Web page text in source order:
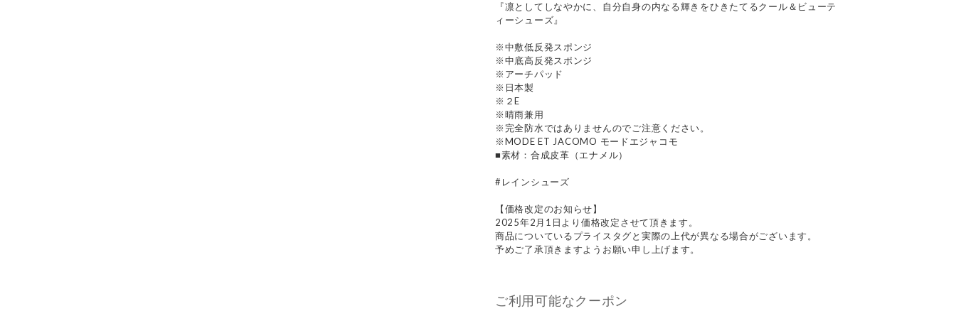
『凛としてしなやかに、自分自身の内なる輝きをひきたてるクール＆ビューテ
ィーシューズ』
※中敷低反発スポンジ
※中底高反発スポンジ
※アーチパッド
※日本製
※２E
※晴雨兼用
※完全防水ではありませんのでご注意ください。
※MODE ET JACOMO モードエジャコモ
■素材：合成皮革（エナメル）
#レインシューズ
【価格改定のお知らせ】
2025年2月1日より価格改定させて頂きます。
商品についているプライスタグと実際の上代が異なる場合がございます。
予めご了承頂きますようお願い申し上げます。
ご利用可能なクーポン